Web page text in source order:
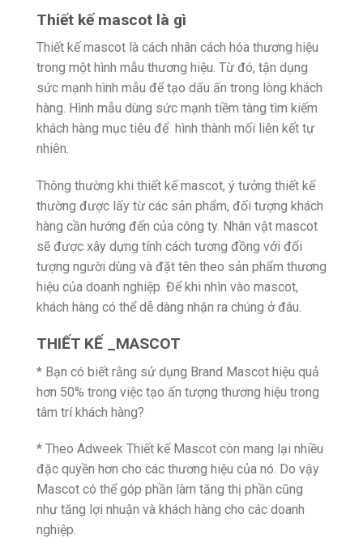
Thiết kế mascot là gì
Thiết kế mascot là cách nhân cách hóa thương hiệu
trong một hình mẫu thương hiệu. Từ đó, tận dụng
sức mạnh hình mẫu để tạo dấu ấn trong lòng khách
hàng. Hình mẫu dùng sức mạnh tiềm tàng tìm kiếm
khách hàng mục tiêu để hình thành mối liên kết tự
nhiên.
Thông thường khi thiết kế mascot, ý tưởng thiết kế
thường được lấy từ các sản phẩm, đối tượng khách
hàng cần hướng đến của công ty. Nhân vật mascot
sẽ được xây dựng tính cách tương đồng với đối
tượng người dùng và đặt tên theo sản phẩm thương
hiệu của doanh nghiệp. Để khi nhìn vào mascot,
khách hàng có thể dễ dàng nhận ra chúng ở đâu.
THIẾT KẾ _MASCOT
* Bạn có biết rằng sử dụng Brand Mascot hiệu quả
hơn 50% trong việc tạo ấn tượng thương hiệu trong
tâm trí khách hàng?
* Theo Adweek Thiết kế Mascot còn mang lại nhiều
đặc quyền hơn cho các thương hiệu của nó. Do vậy
Mascot có thể góp phần làm tăng thị phần cũng
như tăng lợi nhuận và khách hàng cho các doanh
nghiệp.